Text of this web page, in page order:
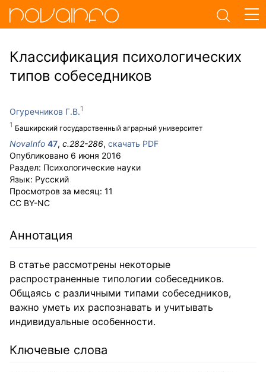
Классификация психологических
типов собеседников
Огуречников Г.В.
Башкирский государственный аграрный университет
NovaInfo 47, с.282-286, скачать PDF
Опубликовано 6 июня 2016
Раздел: Психологические науки
Язык: Русский
Просмотров за месяц: 11
CC BY-NC
Аннотация
В статье рассмотрены некоторые
распространенные типологии собеседников.
Общаясь с различными типами собеседников,
важно уметь их распознавать и учитывать
индивидуальные особенности.
Ключевые слова